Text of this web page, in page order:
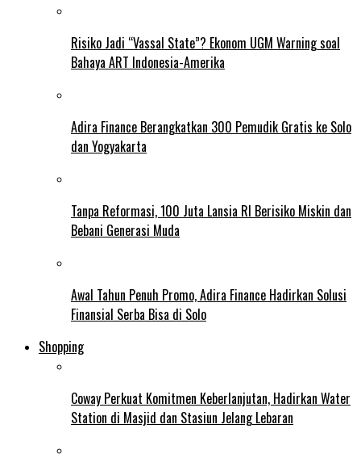
Risiko Jadi “Vassal State”? Ekonom UGM Warning soal
Bahaya ART Indonesia-Amerika
Adira Finance Berangkatkan 300 Pemudik Gratis ke Solo
dan Yogyakarta
Tanpa Reformasi, 100 Juta Lansia RI Berisiko Miskin dan
Bebani Generasi Muda
Awal Tahun Penuh Promo, Adira Finance Hadirkan Solusi
Finansial Serba Bisa di Solo
Shopping
Coway Perkuat Komitmen Keberlanjutan, Hadirkan Water
Station di Masjid dan Stasiun Jelang Lebaran